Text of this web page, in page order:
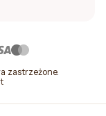
zastrzeżone.